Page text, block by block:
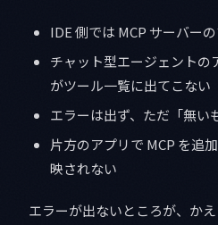
IDE 側では MCP サーバー
チャット型エージェントの
がツール一覧に出てこない
エラーは出ず、ただ「無い
片方のアプリで MCP を追
映されない
エラーが出ないところが、か